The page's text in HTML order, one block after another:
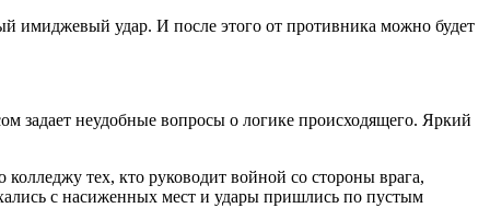
имиджевый удар. И после этого от противника можно будет
задает неудобные вопросы о логике происходящего. Яркий
тех, кто руководит войной со стороны врага,
с насиженных мест и удары пришлись по пустым